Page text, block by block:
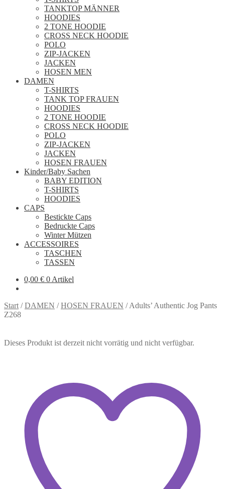
TANKTOP MÄNNER
HOODIES
2 TONE HOODIE
CROSS NECK HOODIE
POLO
ZIP-JACKEN
JACKEN
HOSEN MEN
DAMEN
T-SHIRTS
TANK TOP FRAUEN
HOODIES
2 TONE HOODIE
CROSS NECK HOODIE
POLO
ZIP-JACKEN
JACKEN
HOSEN FRAUEN
Kinder/Baby Sachen
BABY EDITION
T-SHIRTS
HOODIES
CAPS
Bestickte Caps
Bedruckte Caps
Winter Mützen
ACCESSOIRES
TASCHEN
TASSEN
0,00 € 0 Artikel
Start /DAMEN /HOSEN FRAUEN /Adults’ Authentic Jog Pants
Z268
Dieses Produkt ist derzeit nicht vorrätig und nicht verfügbar.